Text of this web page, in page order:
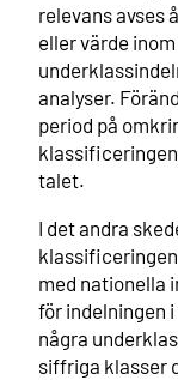
relevans avses
eller värde
analyser.
period på
talet.
I det andra
med nationella
för indelningen
några
siffriga klasser